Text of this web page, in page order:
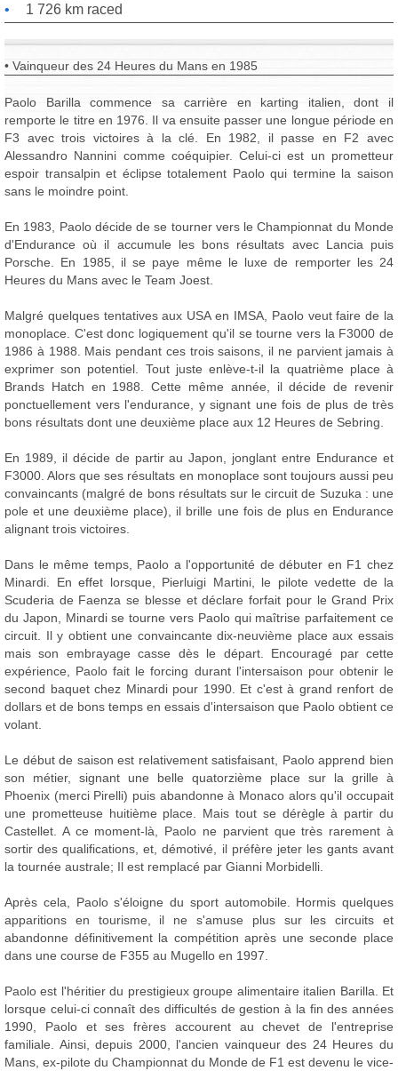
1 726 km raced
• Vainqueur des 24 Heures du Mans en 1985
Paolo Barilla commence sa carrière en karting italien, dont il
remporte le titre en 1976. Il va ensuite passer une longue période en
F3 avec trois victoires à la clé. En 1982, il passe en F2 avec
Alessandro Nannini comme coéquipier. Celui-ci est un prometteur
espoir transalpin et éclipse totalement Paolo qui termine la saison
sans le moindre point.
En 1983, Paolo décide de se tourner vers le Championnat du Monde
d'Endurance où il accumule les bons résultats avec Lancia puis
Porsche. En 1985, il se paye même le luxe de remporter les 24
Heures du Mans avec le Team Joest.
Malgré quelques tentatives aux USA en IMSA, Paolo veut faire de la
monoplace. C'est donc logiquement qu'il se tourne vers la F3000 de
1986 à 1988. Mais pendant ces trois saisons, il ne parvient jamais à
exprimer son potentiel. Tout juste enlève-t-il la quatrième place à
Brands Hatch en 1988. Cette même année, il décide de revenir
ponctuellement vers l'endurance, y signant une fois de plus de très
bons résultats dont une deuxième place aux 12 Heures de Sebring.
En 1989, il décide de partir au Japon, jonglant entre Endurance et
F3000. Alors que ses résultats en monoplace sont toujours aussi peu
convaincants (malgré de bons résultats sur le circuit de Suzuka : une
pole et une deuxième place), il brille une fois de plus en Endurance
alignant trois victoires.
Dans le même temps, Paolo a l'opportunité de débuter en F1 chez
Minardi. En effet lorsque, Pierluigi Martini, le pilote vedette de la
Scuderia de Faenza se blesse et déclare forfait pour le Grand Prix
du Japon, Minardi se tourne vers Paolo qui maîtrise parfaitement ce
circuit. Il y obtient une convaincante dix-neuvième place aux essais
mais son embrayage casse dès le départ. Encouragé par cette
expérience, Paolo fait le forcing durant l'intersaison pour obtenir le
second baquet chez Minardi pour 1990. Et c'est à grand renfort de
dollars et de bons temps en essais d'intersaison que Paolo obtient ce
volant.
Le début de saison est relativement satisfaisant, Paolo apprend bien
son métier, signant une belle quatorzième place sur la grille à
Phoenix (merci Pirelli) puis abandonne à Monaco alors qu'il occupait
une prometteuse huitième place. Mais tout se dérègle à partir du
Castellet. A ce moment-là, Paolo ne parvient que très rarement à
sortir des qualifications, et, démotivé, il préfère jeter les gants avant
la tournée australe; Il est remplacé par Gianni Morbidelli.
Après cela, Paolo s'éloigne du sport automobile. Hormis quelques
apparitions en tourisme, il ne s'amuse plus sur les circuits et
abandonne définitivement la compétition après une seconde place
dans une course de F355 au Mugello en 1997.
Paolo est l'héritier du prestigieux groupe alimentaire italien Barilla. Et
lorsque celui-ci connaît des difficultés de gestion à la fin des années
1990, Paolo et ses frères accourent au chevet de l'entreprise
familiale. Ainsi, depuis 2000, l'ancien vainqueur des 24 Heures du
Mans, ex-pilote du Championnat du Monde de F1 est devenu le vice-